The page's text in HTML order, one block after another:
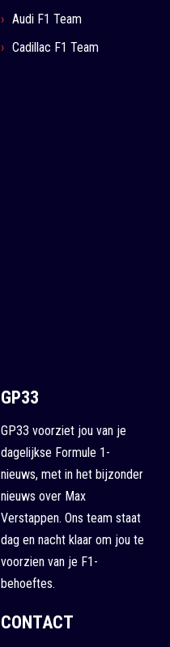
Audi F1 Team
Cadillac F1 Team
GP33
GP33 voorziet jou van je
dagelijkse Formule 1-
nieuws, met in het bijzonder
nieuws over Max
Verstappen. Ons team staat
dag en nacht klaar om jou te
voorzien van je F1-
behoeftes.
CONTACT